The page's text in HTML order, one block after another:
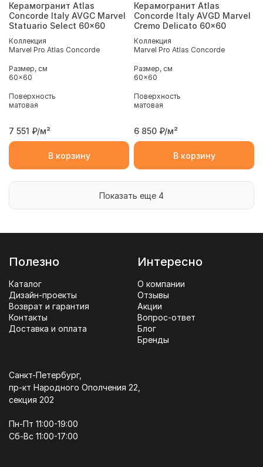
Керамогранит Atlas
Concorde Italy AVGC Marvel
Statuario Select 60x60
Коллекция
Marvel Pro Atlas Concorde
Размер, см
60x60
Поверхность
матовая
7 551 ₽/м²
В корзину
Керамогранит Atlas
Concorde Italy AVGD Marvel
Cremo Delicato 60x60
Коллекция
Marvel Pro Atlas Concorde
Размер, см
60x60
Поверхность
матовая
6 850 ₽/м²
В корзину
Показать еще 4
Полезно
Каталог
Дизайн-проекты
Возврат и гарантия
Контакты
Доставка и оплата
Интересно
О компании
Отзывы
Акции
Вопрос-ответ
Блог
Бренды
Санкт-Петербург,
пр-кт Народного Ополчения 22,
секция 202
Пн-Пт 11:00-19:00
Сб-Вс 11:00-17:00